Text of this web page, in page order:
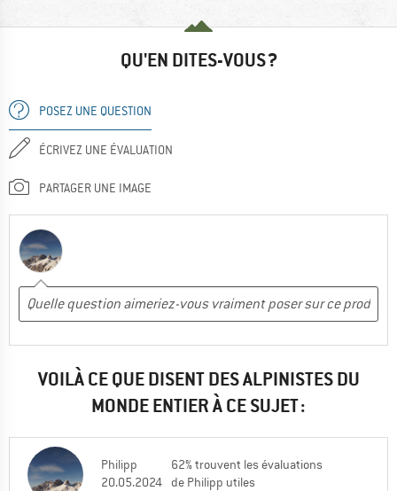
QU'EN DITES-VOUS ?
POSEZ UNE QUESTION
ÉCRIVEZ UNE ÉVALUATION
PARTAGER UNE IMAGE
VOILÀ CE QUE DISENT DES ALPINISTES DU
MONDE ENTIER À CE SUJET :
Philipp
20.05.2024
62% trouvent les évaluations
de Philipp utiles